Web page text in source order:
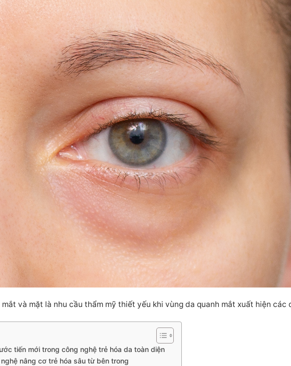
mắt và mặt là nhu cầu thẩm mỹ thiết yếu khi vùng da quanh mắt xuất hiện các
tiến mới trong công nghệ trẻ hóa da toàn diện
nghệ nâng cơ trẻ hóa sâu từ bên trong